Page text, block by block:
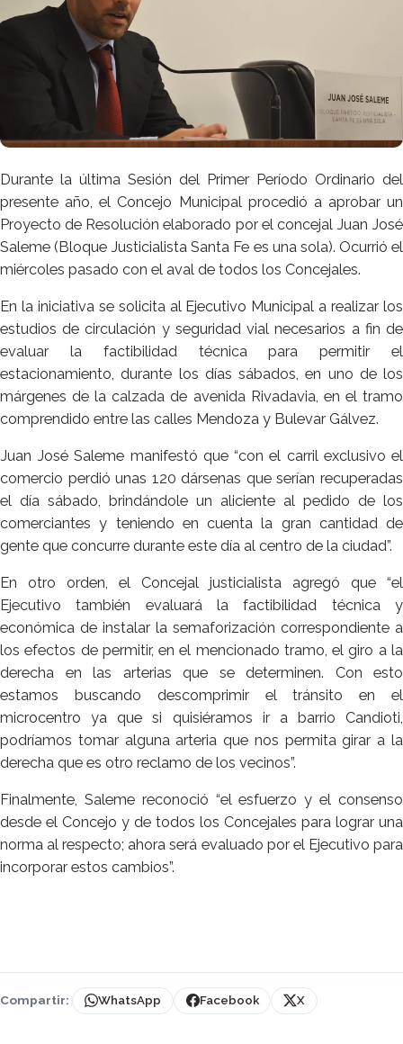
Durante la última Sesión del Primer Período Ordinario del
presente año, el Concejo Municipal procedió a aprobar un
Proyecto de Resolución elaborado por el concejal Juan José
Saleme (Bloque Justicialista Santa Fe es una sola). Ocurrió el
miércoles pasado con el aval de todos los Concejales.
En la iniciativa se solicita al Ejecutivo Municipal a realizar los
estudios de circulación y seguridad vial necesarios a fin de
evaluar la factibilidad técnica para permitir el
estacionamiento, durante los días sábados, en uno de los
márgenes de la calzada de avenida Rivadavia, en el tramo
comprendido entre las calles Mendoza y Bulevar Gálvez.
Juan José Saleme manifestó que “con el carril exclusivo el
comercio perdió unas 120 dársenas que serían recuperadas
el día sábado, brindándole un aliciente al pedido de los
comerciantes y teniendo en cuenta la gran cantidad de
gente que concurre durante este día al centro de la ciudad”.
En otro orden, el Concejal justicialista agregó que “el
Ejecutivo también evaluará la factibilidad técnica y
económica de instalar la semaforización correspondiente a
los efectos de permitir, en el mencionado tramo, el giro a la
derecha en las arterias que se determinen. Con esto
estamos buscando descomprimir el tránsito en el
microcentro ya que si quisiéramos ir a barrio Candioti,
podríamos tomar alguna arteria que nos permita girar a la
derecha que es otro reclamo de los vecinos”.
Finalmente, Saleme reconoció “el esfuerzo y el consenso
desde el Concejo y de todos los Concejales para lograr una
norma al respecto; ahora será evaluado por el Ejecutivo para
incorporar estos cambios”.
Compartir: WhatsApp Facebook X